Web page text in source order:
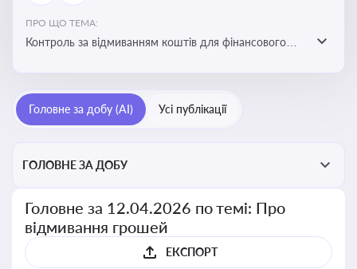
ПРО ЩО ТЕМА:
Контроль за відмиванням коштів для фінансового
сплати податків. Вбудовування AML у договори та
Головне за добу (AI) Усі публікації
ГОЛОВНЕ ЗА ДОБУ
Головне за 12.04.2026 по темі: Про
відмивання грошей
ЕКСПОРТ